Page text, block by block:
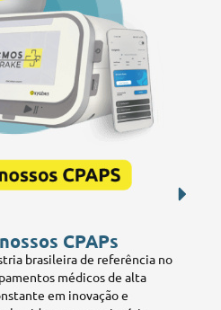
CPAPs
brasileira de referência no
médicos de alta
em inovação e